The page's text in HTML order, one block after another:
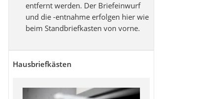
entfernt werden. Der Briefeinwurf
und die -entnahme erfolgen hier wie
beim Standbriefkasten von vorne.
Hausbriefkästen